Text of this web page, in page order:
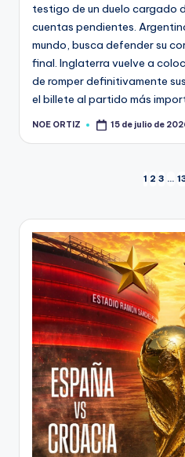
testigo de un duelo cargado
cuentas pendientes.
mundo, busca defender su
final. Inglaterra vuelve a
de romper definitivamente
el billete al partido más
NOE ORTIZ 15 de julio de
1 2 3 …